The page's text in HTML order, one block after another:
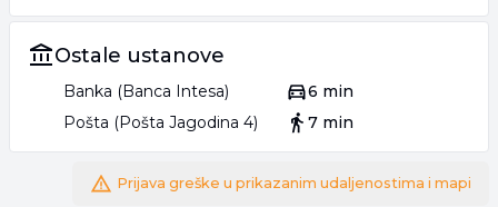
Ostale ustanove
Banka (Banca Intesa)
6 min
Pošta (Pošta Jagodina 4)
7 min
Prijava greške u prikazanim udaljenostima i mapi